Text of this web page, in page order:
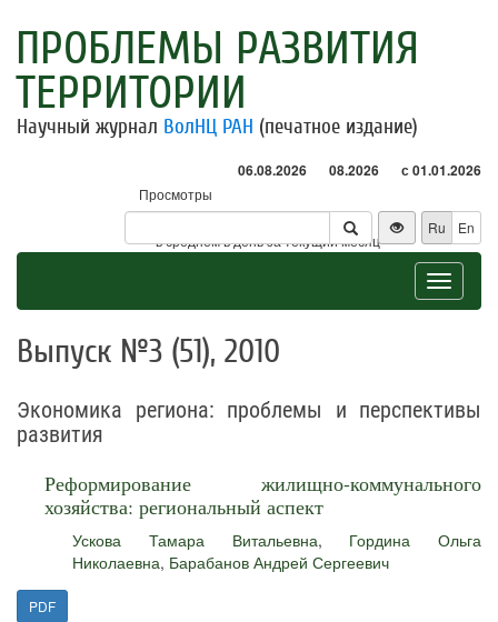
ПРОБЛЕМЫ РАЗВИТИЯ
ТЕРРИТОРИИ
Научный журнал ВолНЦ РАН (печатное издание)
06.08.2026 08.2026 с 01.01.2026
Просмотры
Посетители
* - в среднем в день за текущий месяц
Ru En
Toggle
Выпуск №3 (51), 2010
Экономика региона: проблемы и перспективы
развития
Реформирование жилищно-коммунального
хозяйства: региональный аспект
Ускова Тамара Витальевна, Гордина Ольга
Николаевна, Барабанов Андрей Сергеевич
PDF